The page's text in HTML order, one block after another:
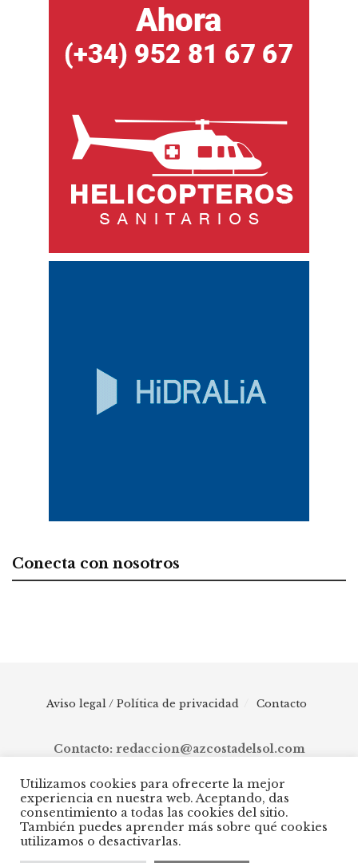
Conecta con nosotros
Aviso legal / Política de privacidad Contacto
Contacto: redaccion@azcostadelsol.com
© 2025 AZ Costa del Sol - Diario digital de Málaga capital hasta
Manilva, pasando por Torremolinos, Benalmádena, Fuengirola,
Mijas, Ojén, Marbella, Istán, Benahavís, Estepona y Casares.
Utilizamos cookies para ofrecerte la mejor
experiencia en nuestra web. Aceptando, das
consentimiento a todas las cookies del sitio.
También puedes aprender más sobre qué cookies
utilizamos o desactivarlas.